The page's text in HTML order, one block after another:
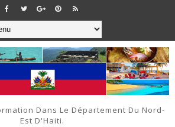
Dans Le Département Du Nord-
Est D'Haiti.